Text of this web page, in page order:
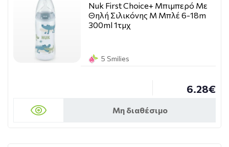
Nuk First Choice+ Μπιμπερό Με
Θηλή Σιλικόνης M Μπλέ 6-18m
300ml 1τμχ
5 Smilies
6.28€
Μη διαθέσιμο